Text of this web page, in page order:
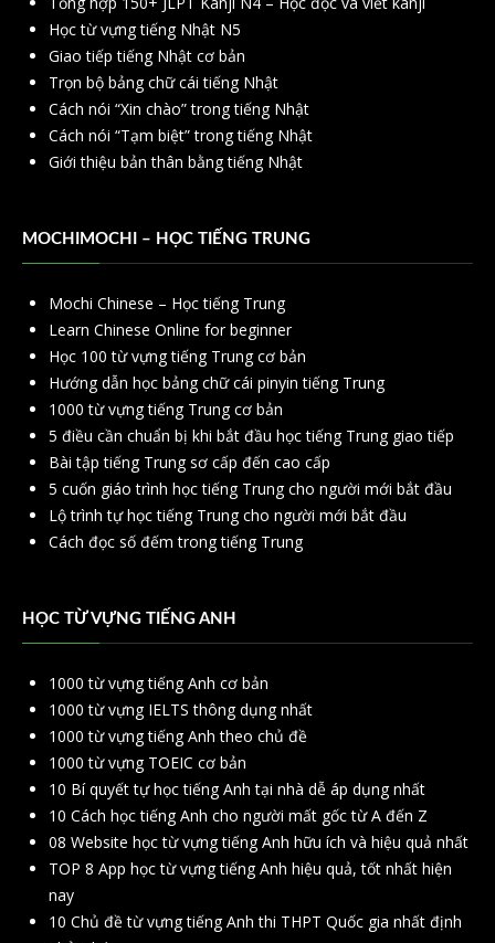
Học từ vựng tiếng Nhật N5
Giao tiếp tiếng Nhật cơ bản
Trọn bộ bảng chữ cái tiếng Nhật
Cách nói “Xin chào” trong tiếng Nhật
Cách nói “Tạm biệt” trong tiếng Nhật
Giới thiệu bản thân bằng tiếng Nhật
MOCHIMOCHI – HỌC TIẾNG TRUNG
Mochi Chinese – Học tiếng Trung
Learn Chinese Online for beginner
Học 100 từ vựng tiếng Trung cơ bản
Hướng dẫn học bảng chữ cái pinyin tiếng Trung
1000 từ vựng tiếng Trung cơ bản
5 điều cần chuẩn bị khi bắt đầu học tiếng Trung giao tiếp
Bài tập tiếng Trung sơ cấp đến cao cấp
5 cuốn giáo trình học tiếng Trung cho người mới bắt đầu
Lộ trình tự học tiếng Trung cho người mới bắt đầu
Cách đọc số đếm trong tiếng Trung
HỌC TỪ VỰNG TIẾNG ANH
1000 từ vựng tiếng Anh cơ bản
1000 từ vựng IELTS thông dụng nhất
1000 từ vựng tiếng Anh theo chủ đề
1000 từ vựng TOEIC cơ bản
10 Bí quyết tự học tiếng Anh tại nhà dễ áp dụng nhất
10 Cách học tiếng Anh cho người mất gốc từ A đến Z
08 Website học từ vựng tiếng Anh hữu ích và hiệu quả nhất
TOP 8 App học từ vựng tiếng Anh hiệu quả, tốt nhất hiện
nay
10 Chủ đề từ vựng tiếng Anh thi THPT Quốc gia nhất định